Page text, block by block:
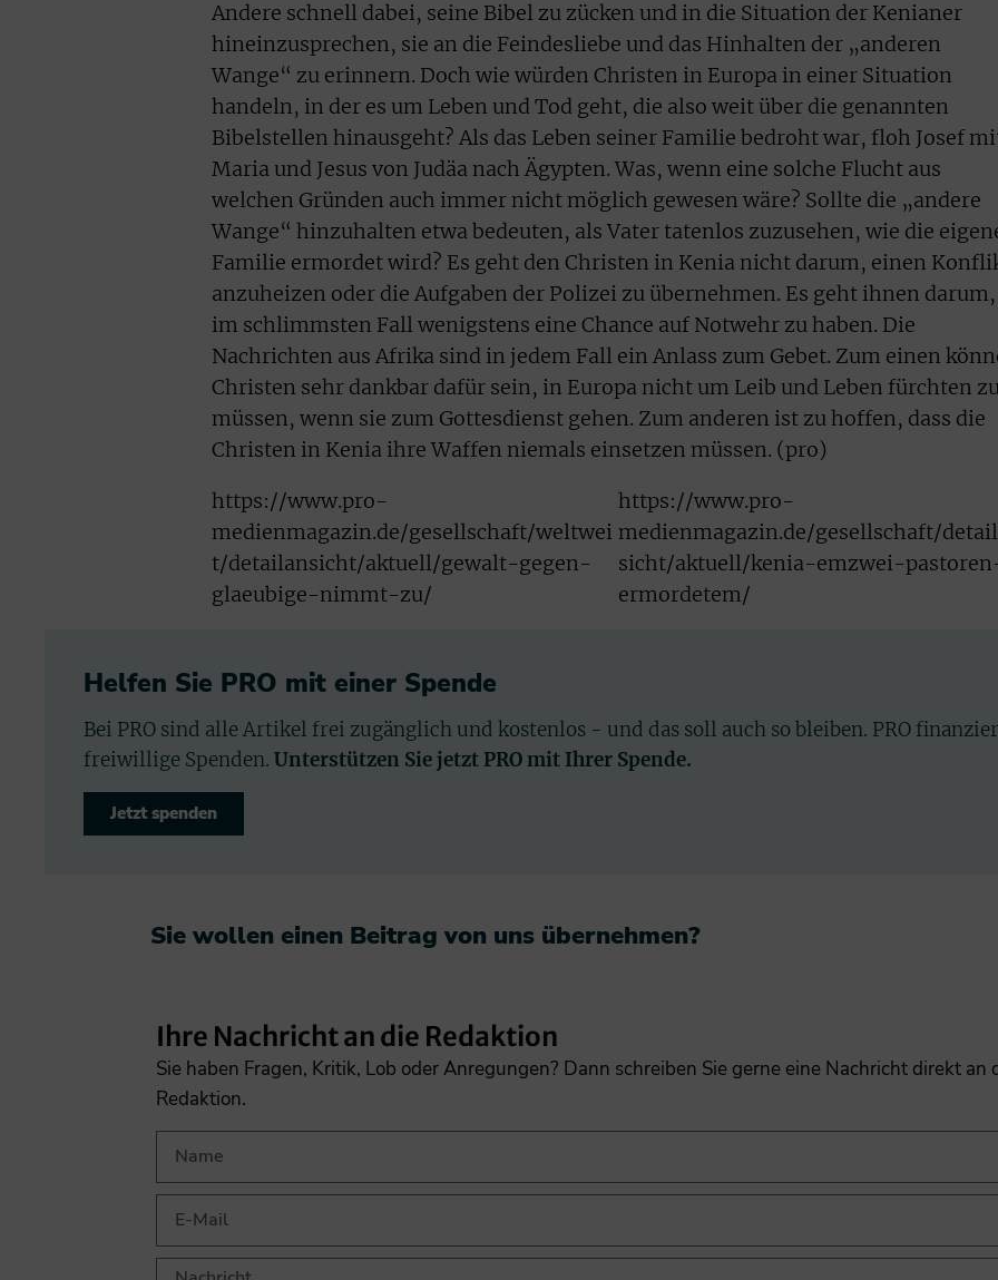
Andere schnell dabei, seine Bibel zu zücken und in die Situation der Kenianer
hineinzusprechen, sie an die Feindesliebe und das Hinhalten der „anderen
Wange“ zu erinnern. Doch wie würden Christen in Europa in einer Situation
handeln, in der es um Leben und Tod geht, die also weit über die genannten
Bibelstellen hinausgeht? Als das Leben seiner Familie bedroht war, floh Josef
Maria und Jesus von Judäa nach Ägypten. Was, wenn eine solche Flucht aus
welchen Gründen auch immer nicht möglich gewesen wäre? Sollte die „andere
Wange“ hinzuhalten etwa bedeuten, als Vater tatenlos zuzusehen, wie die
Familie ermordet wird? Es geht den Christen in Kenia nicht darum, einen
anzuheizen oder die Aufgaben der Polizei zu übernehmen. Es geht ihnen darum,
im schlimmsten Fall wenigstens eine Chance auf Notwehr zu haben. Die
Nachrichten aus Afrika sind in jedem Fall ein Anlass zum Gebet. Zum einen
Christen sehr dankbar dafür sein, in Europa nicht um Leib und Leben fürchten
müssen, wenn sie zum Gottesdienst gehen. Zum anderen ist zu hoffen, dass die
Christen in Kenia ihre Waffen niemals einsetzen müssen. (pro)
https://www.pro-
medienmagazin.de/gesellschaft/weltwei
t/detailansicht/aktuell/gewalt-gegen-
glaeubige-nimmt-zu/
https://www.pro-
medienmagazin.de/gesellschaft/
sicht/aktuell/kenia-emzwei-
ermordetem/
Helfen Sie PRO mit einer Spende
Bei PRO sind alle Artikel frei zugänglich und kostenlos - und das soll auch so bleiben. PRO
freiwillige Spenden. Unterstützen Sie jetzt PRO mit Ihrer Spende.
Jetzt spenden
Sie wollen einen Beitrag von uns übernehmen?​
Ihre Nachricht an die Redaktion
Sie haben Fragen, Kritik, Lob oder Anregungen? Dann schreiben Sie gerne eine Nachricht direkt an
Redaktion.